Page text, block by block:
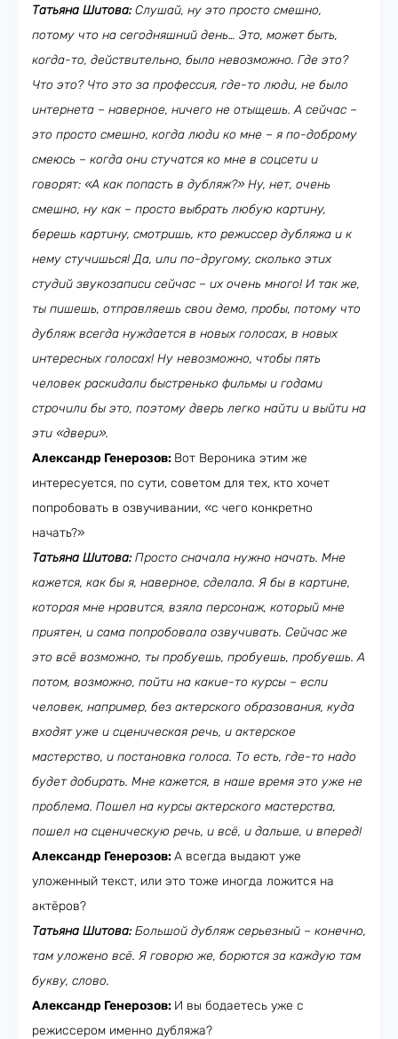
Татьяна Шитова:Слушай, ну это просто смешно,
потому что на сегодняшний день… Это, может быть,
когда-то, действительно, было невозможно. Где это?
Что это? Что это за профессия, где-то люди, не было
интернета – наверное, ничего не отыщешь. А сейчас –
это просто смешно, когда люди ко мне – я по-доброму
смеюсь – когда они стучатся ко мне в соцсети и
говорят: «А как попасть в дубляж?» Ну, нет, очень
смешно, ну как – просто выбрать любую картину,
берешь картину, смотришь, кто режиссер дубляжа и к
нему стучишься! Да, или по-другому, сколько этих
студий звукозаписи сейчас – их очень много! И так же,
ты пишешь, отправляешь свои демо, пробы, потому что
дубляж всегда нуждается в новых голосах, в новых
интересных голосах! Ну невозможно, чтобы пять
человек раскидали быстренько фильмы и годами
строчили бы это, поэтому дверь легко найти и выйти на
эти «двери».
Александр Генерозов: Вот Вероника этим же
интересуется, по сути, советом для тех, кто хочет
попробовать в озвучивании, «с чего конкретно
начать?»
Татьяна Шитова:Просто сначала нужно начать. Мне
кажется, как бы я, наверное, сделала. Я бы в картине,
которая мне нравится, взяла персонаж, который мне
приятен, и сама попробовала озвучивать. Сейчас же
это всё возможно, ты пробуешь, пробуешь, пробуешь. А
потом, возможно, пойти на какие-то курсы – если
человек, например, без актерского образования, куда
входят уже и сценическая речь, и актерское
мастерство, и постановка голоса. То есть, где-то надо
будет добирать. Мне кажется, в наше время это уже не
проблема. Пошел на курсы актерского мастерства,
пошел на сценическую речь, и всё, и дальше, и вперед!
Александр Генерозов:А всегда выдают уже
уложенный текст, или это тоже иногда ложится на
актёров?
Татьяна Шитова:Большой дубляж серьезный – конечно,
там уложено всё. Я говорю же, борются за каждую там
букву, слово.
Александр Генерозов: И вы бодаетесь уже с
режиссером именно дубляжа?